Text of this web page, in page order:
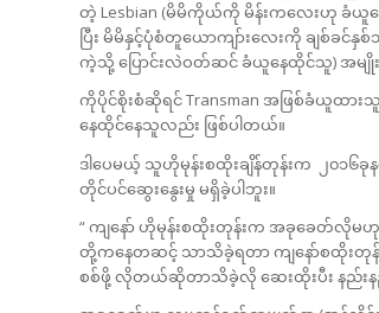
တဲ့ Lesbian (မိမိကိုယ်ကို မိန်းကလေးဟု ခံယူန
ပြီး မိမိနှင့်ပုံစံတူယောကျာ်းလေးကို ချစ်ခ
ကဲ့သို့ ပြောင်းလဲဝတ်ဆင် ခံယူနေထိုင်သူ) အမျို
ကိုပိုင်စိုးစံဆိုရင် Transman အဖြစ်ခံယူထာ
နေထိုင်နေသူလည်း ဖြစ်ပါတယ်။
ဒါပေမယ့် သူဟိုမုန်းစထိုးချိန်တုန်းက ၂၀၁၆
တိုင်ပင်ဆွေးနွေးမှု မရှိခဲ့ပါဘူး။
“ ကျနော် ဟိုမုန်းစထိုးတုန်းက အခုခေတ်လို
တို့ကနေတဆင့် သာသိခဲ့ရတာ ကျနော်စထိုးတုန်
စစ်ဖို့ လိုတယ်ဆိုတာသိခဲ့လို ဆေးထိုးပီး နည်းနည်